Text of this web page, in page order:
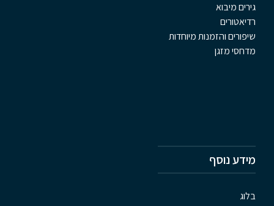
גירים מיבוא
רדיאטורים
שיפורים והזמנות מיוחדות
מדחסי מזגן
מידע נוסף
בלוג